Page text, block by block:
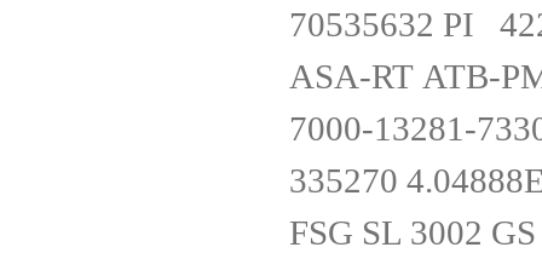
70535632 PI
ASA-RT ATB-
7000-13281-
335270
FSG SL 3002